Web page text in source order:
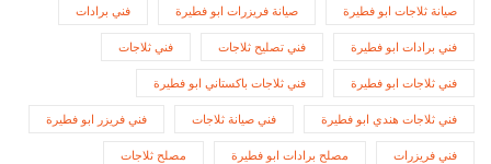
صيانة ثلاجات ابو فطيرة صيانة فريزرات ابو فطيرة فني برادات
فني برادات ابو فطيرة فني تصليح ثلاجات فني ثلاجات
فني ثلاجات ابو فطيرة فني ثلاجات باكستاني ابو فطيرة
فني ثلاجات هندي ابو فطيرة فني صيانة ثلاجات فني فريزر ابو فطيرة
فني فريزرات مصلح برادات ابو فطيرة مصلح ثلاجات